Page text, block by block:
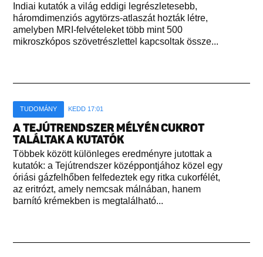
Indiai kutatók a világ eddigi legrészletesebb,
háromdimenziós agytörzs-atlaszát hozták létre,
amelyben MRI-felvételeket több mint 500
mikroszkópos szövetrészlettel kapcsoltak össze...
TUDOMÁNY KEDD 17:01
A TEJÚTRENDSZER MÉLYÉN CUKROT
TALÁLTAK A KUTATÓK
Többek között különleges eredményre jutottak a
kutatók: a Tejútrendszer középpontjához közel egy
óriási gázfelhőben felfedeztek egy ritka cukorfélét,
az eritrózt, amely nemcsak málnában, hanem
barnító krémekben is megtalálható...